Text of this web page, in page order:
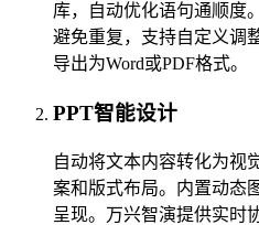
库，自动优化语句通顺度
避免重复，支持自定义调
导出为Word或PDF格式。
PPT智能设计
自动将文本内容转化为视
案和版式布局。内置动态
呈现。万兴智演提供实时